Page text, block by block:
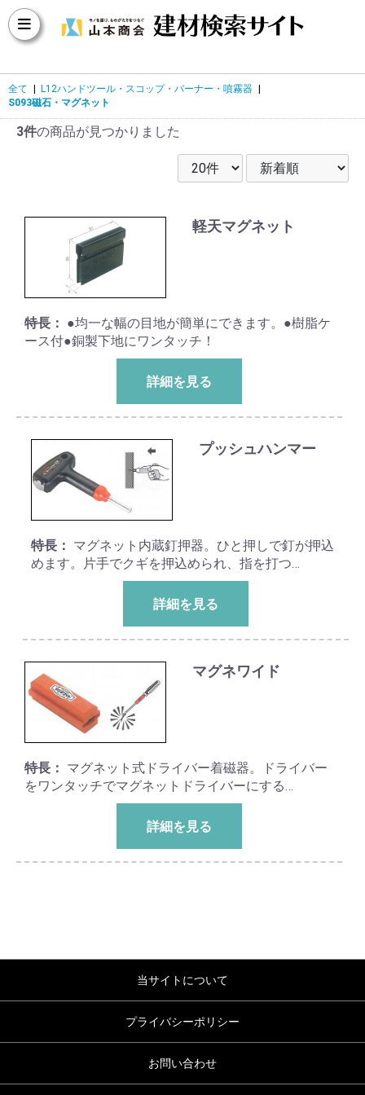
全て | L12ハンドツール・スコップ・バーナー・噴霧器 |
S093磁石・マグネット
3件の商品が見つかりました
軽天マグネット
特長： ●均一な幅の目地が簡単にできます。●樹脂ケ
ース付●銅製下地にワンタッチ！
詳細を見る
プッシュハンマー
特長： マグネット内蔵釘押器。ひと押しで釘が押込
めます。片手でクギを押込められ、指を打つ…
詳細を見る
マグネワイド
特長： マグネット式ドライバー着磁器。ドライバー
をワンタッチでマグネットドライバーにする…
詳細を見る
当サイトについて
プライバシーポリシー
お問い合わせ